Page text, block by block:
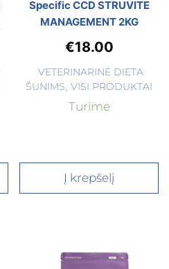
Specific CCD STRUVITE
MANAGEMENT 2KG
€18.00
VETERINARINĖ DIETA
ŠUNIMS VISI PRODUKTAI
Turime
Į krepšelį